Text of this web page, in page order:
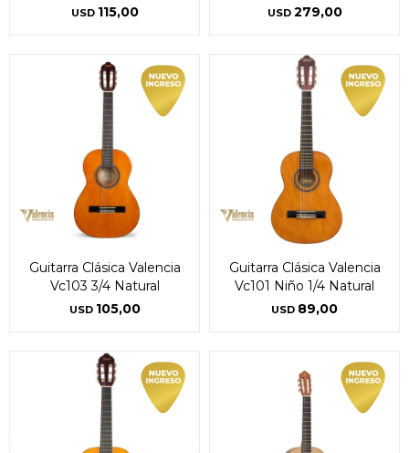
USD 115,00 USD 279,00
Guitarra Clásica Valencia
Vc103 3/4 Natural
USD 105,00
Guitarra Clásica Valencia
Vc101 Niño 1/4 Natural
USD 89,00